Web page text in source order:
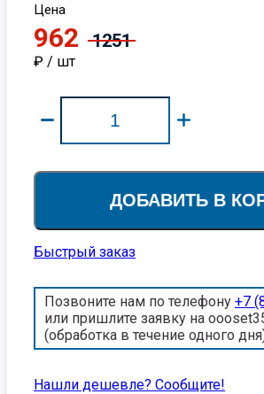
Цена
962 1251
₽ / шт
ДОБАВИТЬ В
Быстрый заказ
Позвоните нам по телефону +7
или пришлите заявку на
(обработка в течение одного
Нашли дешевле? Cообщите!